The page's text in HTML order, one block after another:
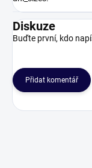
Diskuze
Buďte první, kdo
Přidat komentář